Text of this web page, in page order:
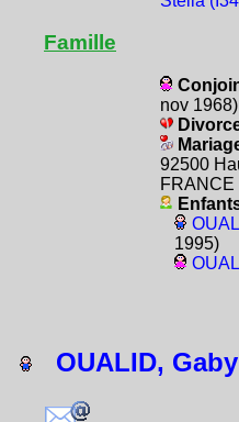
Famille
nov 1968)
92500
FRANCE
1995)
OUALID, Gaby